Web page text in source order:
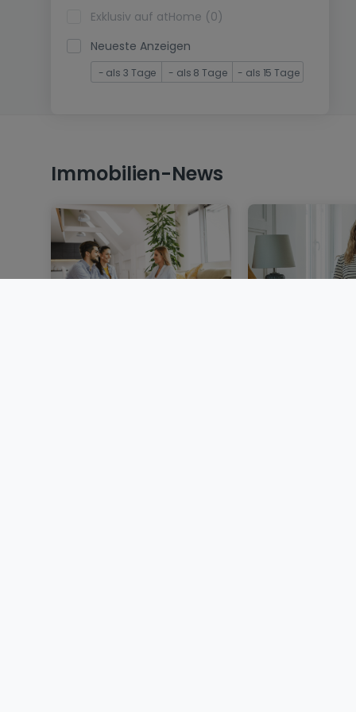
Exklusiv auf atHome (0)
Neueste Anzeigen
- als 3 Tage - als 8 Tage - als 15 Tage
Immobilien-News